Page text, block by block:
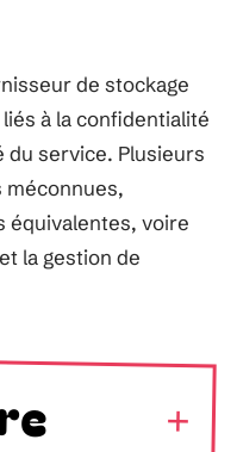
de stockage
à la confidentialité
du service. Plusieurs
méconnues,
équivalentes, voire
la gestion de